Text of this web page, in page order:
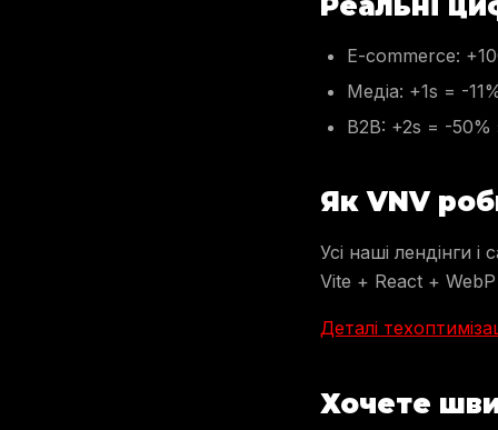
E-commerce:
Медіа: +1s = -
B2B: +2s = -
Як VNV
Усі наші лендінги
Vite + React +
Деталі
Хочете